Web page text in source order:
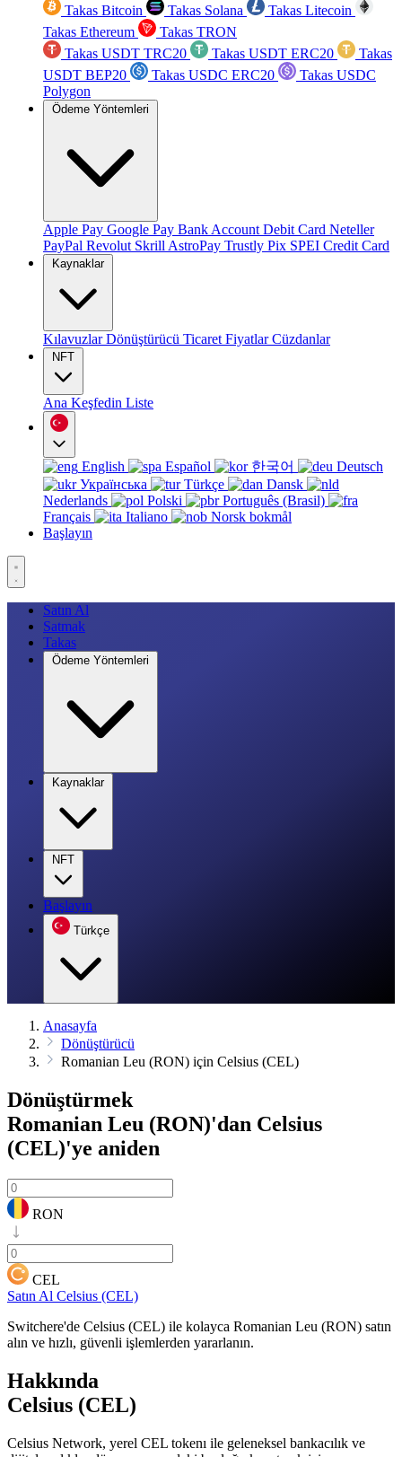
Takas Bitcoin Takas Solana
Takas Litecoin
Takas Ethereum
Takas TRON
Takas USDT TRC20
Takas USDT ERC20
Takas
USDT BEP20
Takas USDC ERC20
Takas USDC
Polygon
Ödeme Yöntemleri
Apple Pay Google Pay Bank Account Debit Card Neteller
PayPal Revolut Skrill AstroPay Trustly Pix SPEI Credit Card
Kaynaklar
KılavuzlarDönüştürücü Ticaret FiyatlarCüzdanlar
NFT
Ana Keşfedin Liste
English Español 한국어
Deutsch
Українська
Türkçe
Dansk
Nederlands
Polski
Português (Brasil)
Français
Italiano
Norsk bokmål
Başlayın
Satın Al
Satmak
Takas
Ödeme Yöntemleri
Kaynaklar
NFT
Başlayın
Türkçe
Anasayfa
Dönüştürücü
Romanian Leu (RON) için Celsius (CEL)
Dönüştürmek
Romanian Leu (RON)'dan Celsius
(CEL)'ye aniden
RON
CEL
Satın Al Celsius (CEL)
Switchere'de Celsius (CEL) ile kolayca Romanian Leu (RON) satın
alın ve hızlı, güvenli işlemlerden yararlanın.
Hakkında
Celsius (CEL)
Celsius Network, yerel CEL tokenı ile geleneksel bankacılık ve